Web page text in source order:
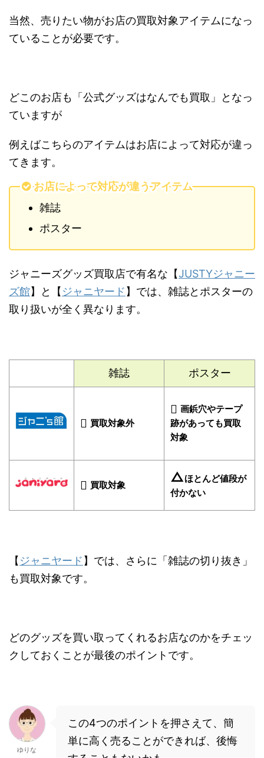
当然、売りたい物がお店の買取対象アイテムになっ
ていることが必要です。
どこのお店も「公式グッズはなんでも買取 」となっ
ていますが
例えばこちらのアイテムはお店によって対応が違っ
てきます。
お店によって対応が違うアイテム
雑誌
ポスター
ジャニーズグッズ買取店で有名な【JUSTYジャニー
ズ館】と【ジャニヤード】では、 雑誌とポスターの
取り扱いが全く異なります。
雑誌 ポスター
買取対象外
画鋲穴やテープ
跡があっても買取
対象
買取対象
△ほとんど値段が
付かない
【ジャニヤード】では、さらに 「雑誌の切り抜き」
も買取対象です。
どのグッズを買い取ってくれるお店なのかをチェッ
ク しておくことが最後のポイントです。
ゆりな
この4つのポイントを押さえて、簡
単に高く売ることができれば、後悔